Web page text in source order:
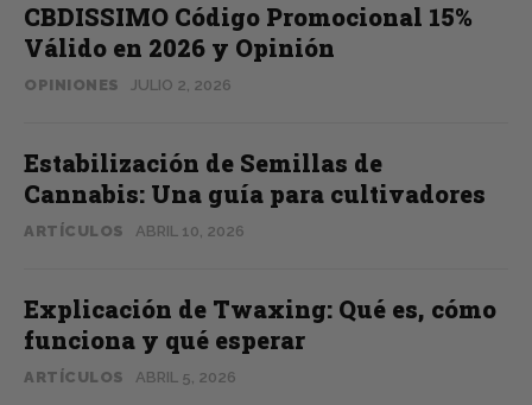
CBDISSIMO Código Promocional 15%
Válido en 2026 y Opinión
OPINIONES JULIO 2, 2026
Estabilización de Semillas de
Cannabis: Una guía para cultivadores
ARTÍCULOS ABRIL 10, 2026
Explicación de Twaxing: Qué es, cómo
funciona y qué esperar
ARTÍCULOS ABRIL 5, 2026